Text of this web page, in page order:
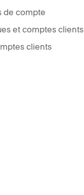
de compte
et comptes clients
clients